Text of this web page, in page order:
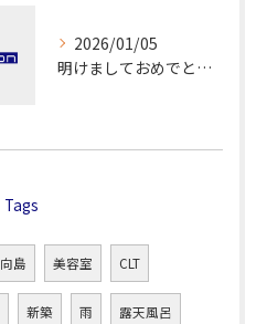
2026/01/05
明けましておめでとうございます！
Tags
向島 美容室 CLT
新築 雨 露天風呂